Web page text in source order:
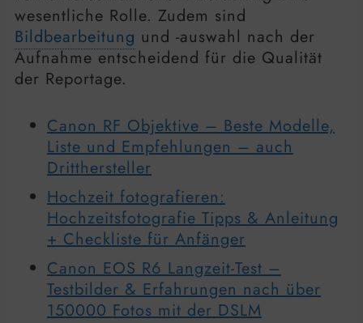
wesentliche Rolle. Zudem sind
Bildbearbeitung und -auswahl nach der
Aufnahme entscheidend für die Qualität
der Reportage.
Canon RF Objektive – Beste Modelle,
Liste und Empfehlungen – auch
Dritthersteller
Hochzeit fotografieren:
Hochzeitsfotografie Tipps & Anleitung
+ Checkliste für Anfänger
Canon EOS R6 Langzeit-Test –
Testbilder & Erfahrungen nach über
150000 Fotos mit der DSLM